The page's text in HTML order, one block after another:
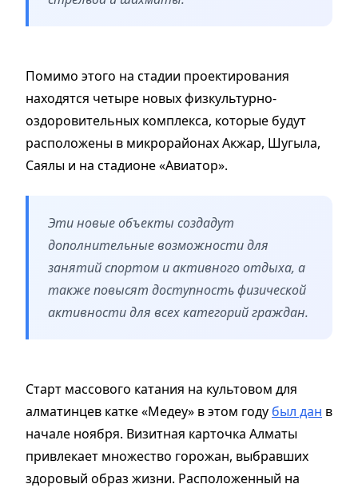
Помимо этого на стадии проектирования
находятся четыре новых физкультурно-
оздоровительных комплекса, которые будут
расположены в микрорайонах Акжар, Шугыла,
Саялы и на стадионе «Авиатор».
Эти новые объекты создадут
дополнительные возможности для
занятий спортом и активного отдыха, а
также повысят доступность физической
активности для всех категорий граждан.
Старт массового катания на культовом для
алматинцев катке «Медеу» в этом году был дан в
начале ноября. Визитная карточка Алматы
привлекает множество горожан, выбравших
здоровый образ жизни. Расположенный на